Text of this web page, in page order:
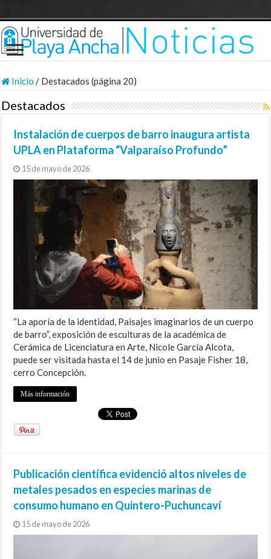
Inicio / Destacados (página 20)
Destacados
Instalación de cuerpos de barro inaugura artista
UPLA en Plataforma “Valparaíso Profundo”
15 de mayo de 2026
“La aporía de la identidad, Paisajes imaginarios de un cuerpo
de barro”, exposición de esculturas de la académica de
Cerámica de Licenciatura en Arte, Nicole García Alcota,
puede ser visitada hasta el 14 de junio en Pasaje Fisher 18,
cerro Concepción.
Más información
Publicación científica evidenció altos niveles de
metales pesados en especies marinas de
consumo humano en Quintero-Puchuncaví
15 de mayo de 2026